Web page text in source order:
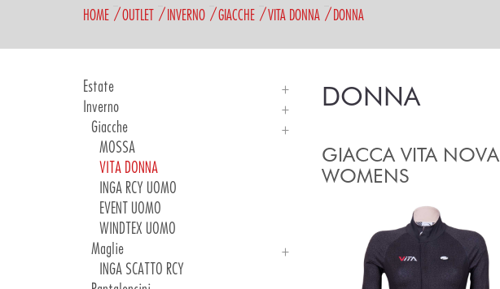
HOME OUTLET INVERNO GIACCHE VITA DONNA DONNA
Estate
Maglie Uomo
Maglie Ragazzo
Maglie E Canotte Donna
Pantaloncini Uomo
Pantaloncini Donna
Completi Ragazzo
Freeride E Gravel
Accessori
Inverno
Giacche
MOSSA
VITA DONNA
INGA RCY UOMO
EVENT UOMO
WINDTEX UOMO
Maglie
INGA SCATTO RCY
DONNA
GIACCA VITA NOVA
WOMENS